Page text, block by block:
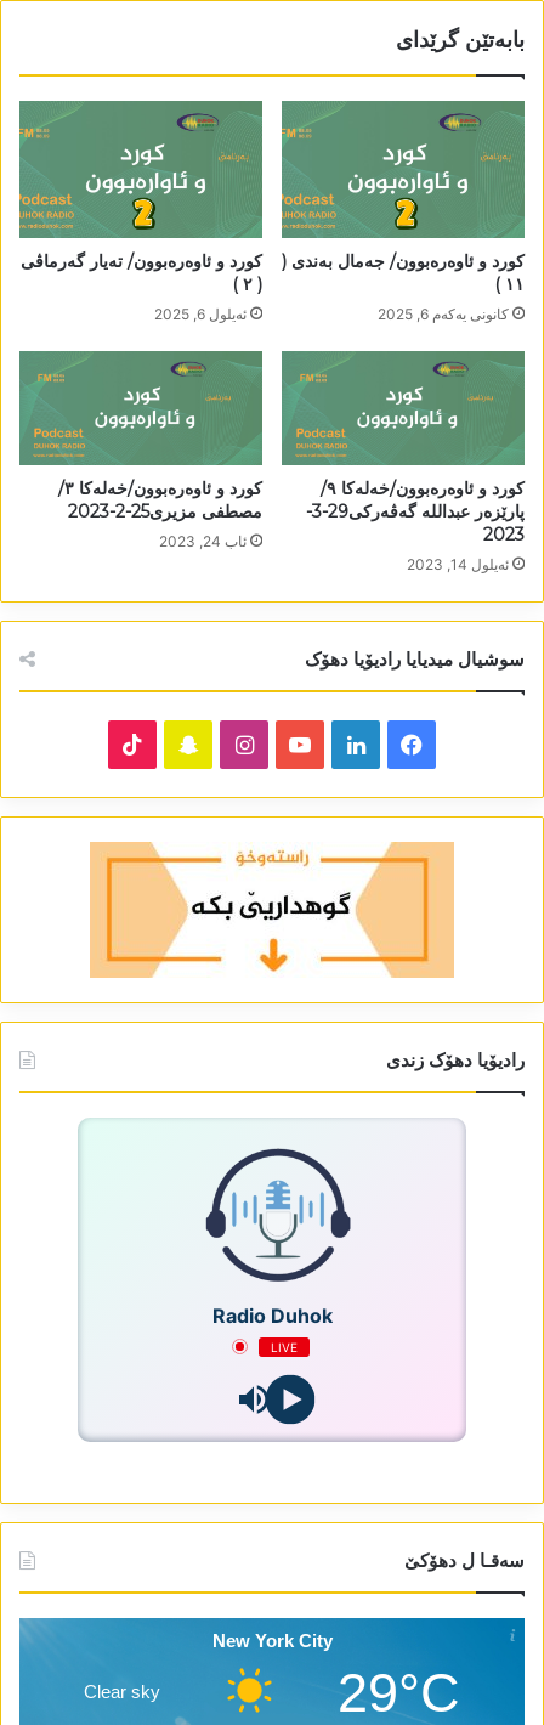
بابەتێن گرێدای
کورد و ئاوەرەبوون/ جەمال بەندی (
١١ )
كانونی یه‌كه‌م 6, 2025
کورد و ئاوەرەبوون/ تەیار گەرماڤی
( ٢ )
ئه‌یلول 6, 2025
کورد و ئاوەرەبوون/خەلەکا ٩/
پارێزەر عبداللە گەڤەرکی29-3-
2023
ئه‌یلول 14, 2023
کورد و ئاوەرەبوون/خەلەکا ٣/
مصطفی مزیری25-2-2023
ئاب 24, 2023
سوشیال میدیایا رادیۆیا دھۆک
Facebook
LinkedIn
YouTube
Instagram
Snapchat
رادیۆیا دھۆک زندی
Radio Duhok
LIVE
سەقـا ل دھۆکێ
New York City
29°C
Clear sky